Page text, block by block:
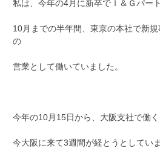
私は、今年の4月に新卒でＩ＆Ｇパー
10月までの半年間、東京の本社で新規
の
営業として働いていました。
今年の10月15日から、大阪支社で働く
今大阪に来て3週間が経とうとしていま